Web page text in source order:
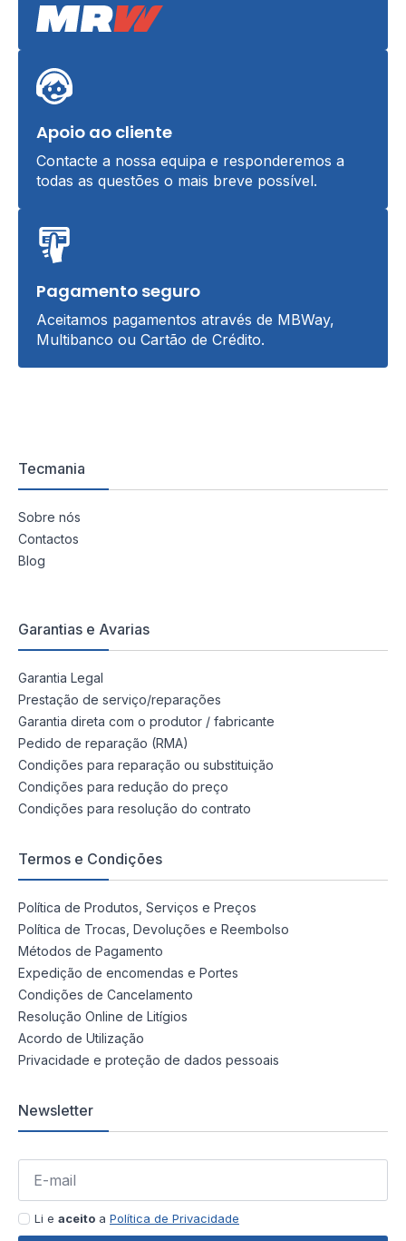
Apoio ao cliente
Contacte a nossa equipa e responderemos a
todas as questões o mais breve possível.
Pagamento seguro
Aceitamos pagamentos através de MBWay,
Multibanco ou Cartão de Crédito.
Tecmania
Sobre nós
Contactos
Blog
Garantias e Avarias
Garantia Legal
Prestação de serviço/reparações
Garantia direta com o produtor / fabricante
Pedido de reparação (RMA)
Condições para reparação ou substituição
Condições para redução do preço
Condições para resolução do contrato
Termos e Condições
Política de Produtos, Serviços e Preços
Política de Trocas, Devoluções e Reembolso
Métodos de Pagamento
Expedição de encomendas e Portes
Condições de Cancelamento
Resolução Online de Litígios
Acordo de Utilização
Privacidade e proteção de dados pessoais
Newsletter
Li e aceito a Política de Privacidade